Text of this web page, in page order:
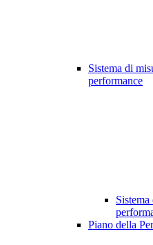
Sistema di
performance
Piano della